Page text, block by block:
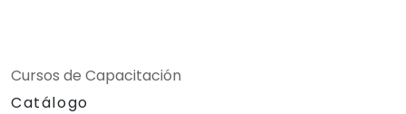
Cursos de Capacitación
Catálogo